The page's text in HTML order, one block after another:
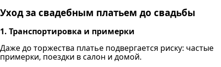
Уход за свадебным платьем до свадьбы
1. Транспортировка и примерки
Даже до торжества платье подвергается риску: частые
примерки, поездки в салон и домой.